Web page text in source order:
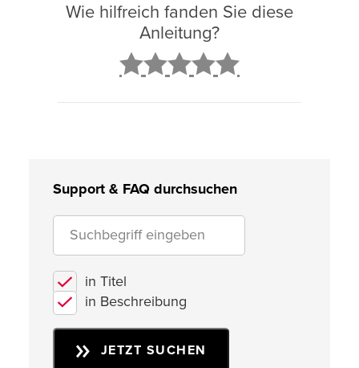
Wie hilfreich fanden Sie diese
Anleitung?
Support & FAQ durchsuchen
in Titel
in Beschreibung
JETZT SUCHEN